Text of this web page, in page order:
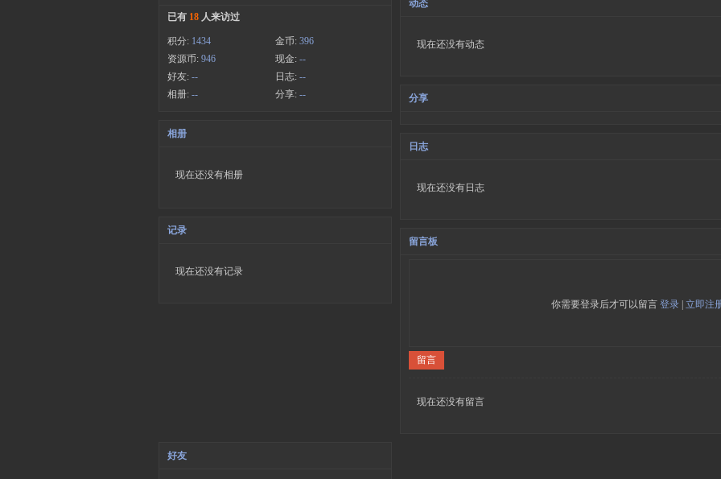
已有 18 人来访过
积分: 1434 金币: 396
资源币: 946 现金: --
好友: -- 日志: --
相册: -- 分享: --
相册
现在还没有相册
记录
现在还没有记录
动态
现在还没有动态
分享
日志
现在还没有日志
留言板
你需要登录后才可以留言 登录| 立即注
留言
现在还没有留言
好友